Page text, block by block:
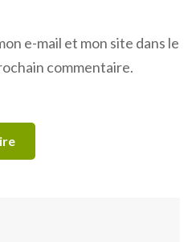
e-mail et mon site dans le
commentaire.